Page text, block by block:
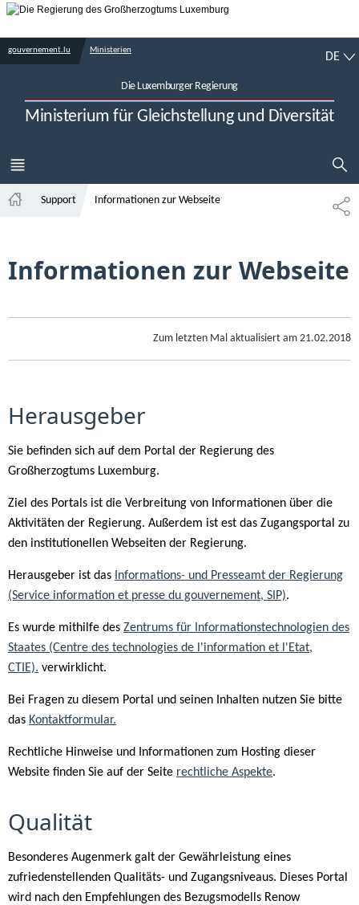
gouvernement.lu Ministerien
Die Luxemburger Regierung
Ministerium für Gleichstellung und Diversität
DE
MENÜ
HAUPT- SUCHFLED
Support Informationen zur Webseite
Informationen zur Webseite
Zum letzten Mal aktualisiert am 21.02.2018
Herausgeber
Sie befinden sich auf dem Portal der Regierung des
Großherzogtums Luxemburg.
Ziel des Portals ist die Verbreitung von Informationen über die
Aktivitäten der Regierung. Außerdem ist est das Zugangsportal zu
den institutionellen Webseiten der Regierung.
Herausgeber ist das Informations- und Presseamt der Regierung
(Service information et presse du gouvernement, SIP).
Es wurde mithilfe des Zentrums für Informationstechnologien des
Staates (Centre des technologies de l'information et l'Etat,
CTIE). verwirklicht.
Bei Fragen zu diesem Portal und seinen Inhalten nutzen Sie bitte
das Kontaktformular.
Rechtliche Hinweise und Informationen zum Hosting dieser
Website finden Sie auf der Seite rechtliche Aspekte.
Qualität
Besonderes Augenmerk galt der Gewährleistung eines
zufriedenstellenden Qualitäts- und Zugangsniveaus. Dieses Portal
wird nach den Empfehlungen des Bezugsmodells Renow